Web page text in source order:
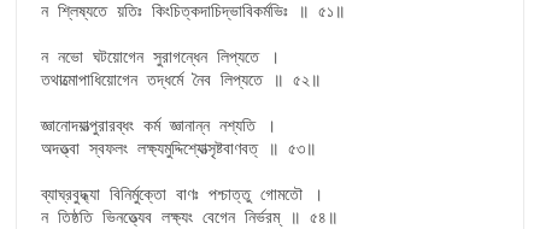
ন শ্লিষ্যতে য়তিঃ কিংচিত্কদাচিদ্ভাবিকর্মভিঃ ॥ ৫১॥
ন নভো ঘটয়োগেন সুরাগন্ধেন লিপ্যতে ।
তথাত্মোপাধিয়োগেন তদ্ধর্মে নৈব লিপ্যতে ॥ ৫২॥
জ্ঞানোদয়াত্পুরারব্ধং কর্ম জ্ঞানান্ন নশ্যতি ।
অদত্ত্বা স্বফলং লক্ষ্যমুদ্দিশ্যোত্সৃষ্টবাণবত্ ॥ ৫৩॥
ব্যাঘ্রবুদ্ধ্যা বিনির্মুক্তো বাণঃ পশ্চাত্তু গোমতৌ ।
ন তিষ্ঠতি ভিনত্ত্যেব লক্ষ্যং বেগেন নির্ভরম্ ॥ ৫৪॥